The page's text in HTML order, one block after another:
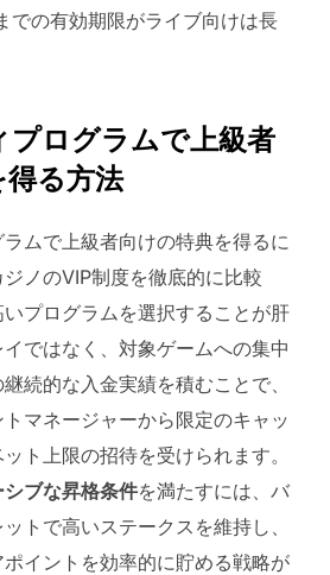
での有効期限がライブ向けは長
プログラムで上級者
る方法
ムで上級者向けの特典を得るに
ノのVIP制度を徹底的に比較
プログラムを選択することが肝
ではなく、対象ゲームへの集中
続的な入金実績を積むことで、
マネージャーから限定のキャッ
ト上限の招待を受けられます。
ブな昇格条件を満たすには、バ
トで高いステークスを維持し、
イントを効率的に貯める戦略が